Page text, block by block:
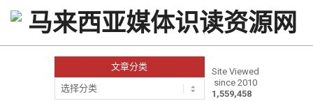
Skip
content
文章分类
文
章
Site Viewed
since 2010
1,559,458